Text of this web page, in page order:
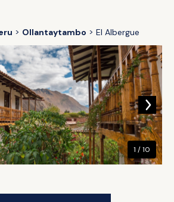
Ollantaytambo El Albergue
1 / 10